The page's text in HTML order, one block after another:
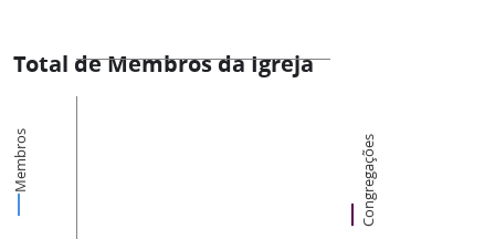
Total de Membros da Igreja
Membros Congregações